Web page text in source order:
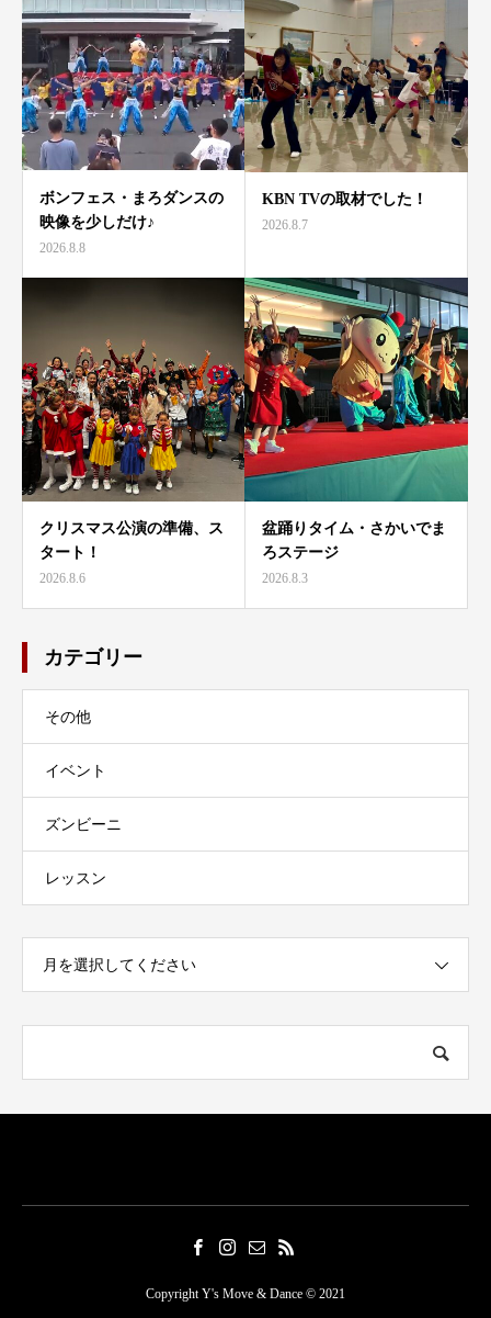
ボンフェス・まろダンスの
映像を少しだけ♪
2026.8.8
KBN TVの取材でした！
2026.8.7
クリスマス公演の準備、ス
タート！
2026.8.6
盆踊りタイム・さかいでま
ろステージ
2026.8.3
カテゴリー
その他
イベント
ズンビーニ
レッスン
月を選択してください
Copyright Y's Move & Dance © 2021